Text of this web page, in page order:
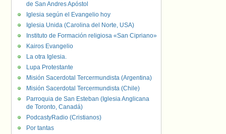
de San Andres Apóstol
Iglesia según el Evangelio hoy
Iglesia Unida (Carolina del Norte, USA)
Instituto de Formación religiosa «San Cipriano»
Kairos Evangelio
La otra Iglesia.
Lupa Protestante
Misión Sacerdotal Tercermundista (Argentina)
Misión Sacerdotal Tercermundista (Chile)
Parroquia de San Esteban (Iglesia Anglicana
de Toronto, Canadá)
PodcastyRadio (Cristianos)
Por tantas